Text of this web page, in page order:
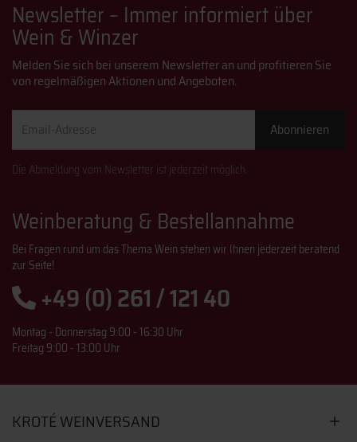
Newsletter – Immer informiert über
Wein & Winzer
Melden Sie sich bei unserem Newsletter an und profitieren Sie
von regelmäßigen Aktionen und Angeboten.
Adresse
Abonnieren
Die Abmeldung vom Newsletter ist jederzeit möglich.
Weinberatung & Bestellannahme
Bei Fragen rund um das Thema Wein stehen wir Ihnen jederzeit beratend
zur Seite!
+49 (0) 261 / 121 40
Montag - Donnerstag 9:00 - 16:30 Uhr
Freitag 9:00 - 13:00 Uhr
KROTÉ WEINVERSAND